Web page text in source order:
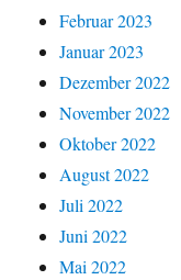
Februar 2023
Januar 2023
Dezember 2022
November 2022
Oktober 2022
August 2022
Juli 2022
Juni 2022
Mai 2022